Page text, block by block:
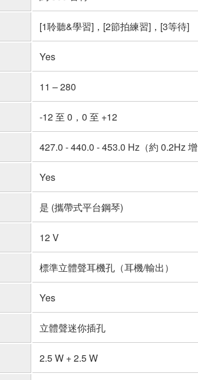
[1聆聽&學習]，[2節拍練習]，[3等待]
Yes
11 – 280
-12 至 0，0 至 +12
427.0 - 440.0 - 453.0 Hz（約 0.2Hz
Yes
是 (攜帶式平台鋼琴)
12 V
標準立體聲耳機孔（耳機/輸出）
Yes
立體聲迷你插孔
2.5 W + 2.5 W